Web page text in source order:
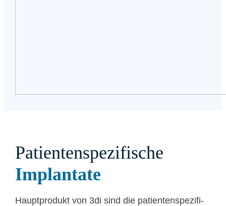
Patienten­spezifische
Implan­ta­te
Haupt­pro­dukt von 3di sind die pati­en­ten­spe­zi­fi­